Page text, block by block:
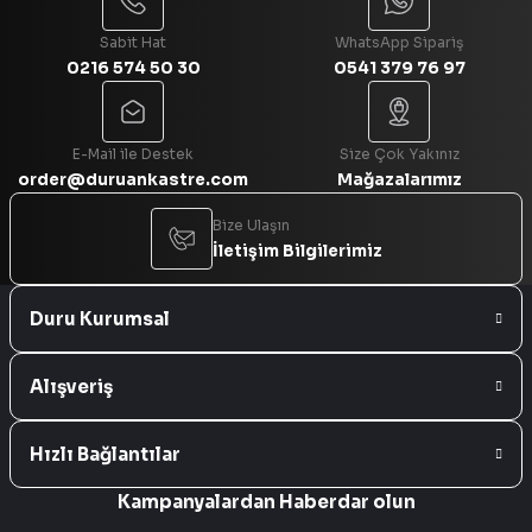
Sabit Hat
0216 574 50 30
WhatsApp Sipariş
0541 379 76 97
E-Mail ile Destek
order@duruankastre.com
Size Çok Yakınız
Mağazalarımız
Bize Ulaşın
İletişim Bilgilerimiz
Duru Kurumsal
Alışveriş
Hızlı Bağlantılar
Kampanyalardan Haberdar olun